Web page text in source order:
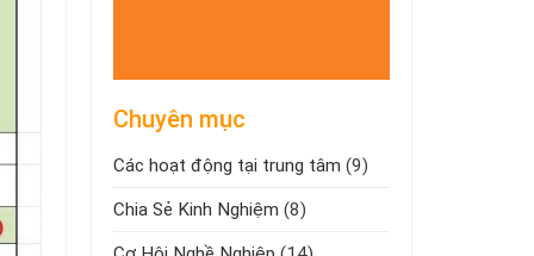
Chuyên mục
Các hoạt động tại trung tâm (9)
Chia Sẻ Kinh Nghiệm (8)